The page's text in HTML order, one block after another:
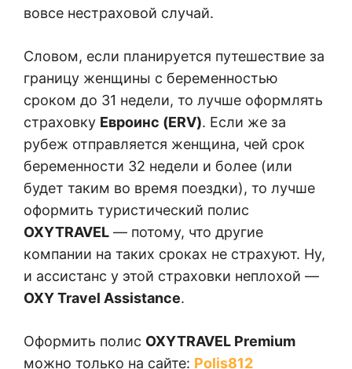
вовсе нестраховой случай.
Словом, если планируется путешествие за
границу женщины с беременностью
сроком до 31 недели, то лучше оформлять
страховку Евроинс (ERV). Если же за
рубеж отправляется женщина, чей срок
беременности 32 недели и более (или
будет таким во время поездки), то лучше
оформить туристический полис
OXYTRAVEL — потому, что другие
компании на таких сроках не страхуют. Ну,
и ассистанс у этой страховки неплохой —
OXY Travel Assistance.
Оформить полис OXYTRAVEL Premium
можно только на сайте: Polis812